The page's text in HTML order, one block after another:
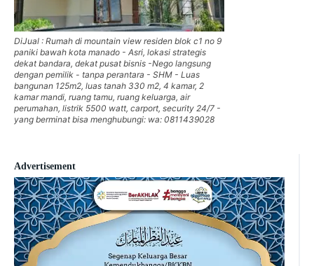
Advertisement
DiJual : Rumah di mountain view residen blok c1 no 9
paniki bawah kota manado - Asri, lokasi strategis
dekat bandara, dekat pusat bisnis -Nego langsung
dengan pemilik - tanpa perantara - SHM - Luas
bangunan 125m2, luas tanah 330 m2, 4 kamar, 2
kamar mandi, ruang tamu, ruang keluarga, air
perumahan, listrik 5500 watt, carport, security 24/7 -
yang berminat bisa menghubungi: wa: 0811439028